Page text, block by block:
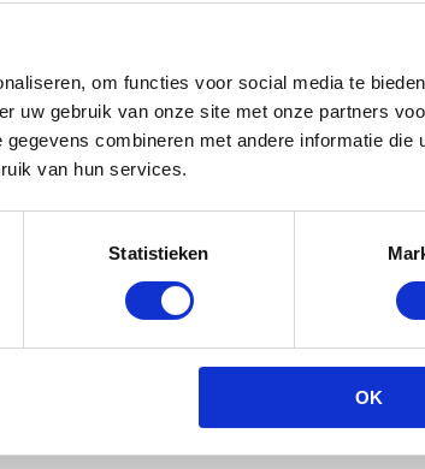
om functies voor social media te
uw gebruik van onze site met onze partners
combineren met andere informatie die
van hun services.
Statistieken
OK
Soft Grip - Zwart
in huis